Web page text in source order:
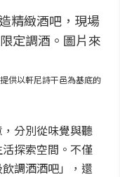
供以軒尼詩干邑為基底的
分別從味覺與聽
探索空間。不僅
調酒酒吧」，還